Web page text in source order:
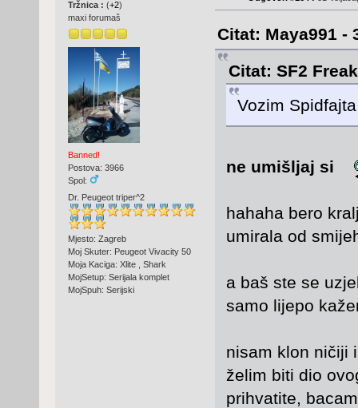
Tržnica : (+2)
maxi forumaš
Banned!
Postova: 3966
Spol:
Dr. Peugeot triper^2
Mjesto: Zagreb
Moj Skuter: Peugeot Vivacity 50
Moja Kaciga: Xlite , Shark
MojSetup: Serijala komplet
MojSpuh: Serijski
Citat: Maya991 -
Citat: SF2
Vozim
ne umišljaj si
hahaha bero
umirala od
a baš ste se
samo lijepo
nisam klon ničiji
želim biti dio
prihvatite,